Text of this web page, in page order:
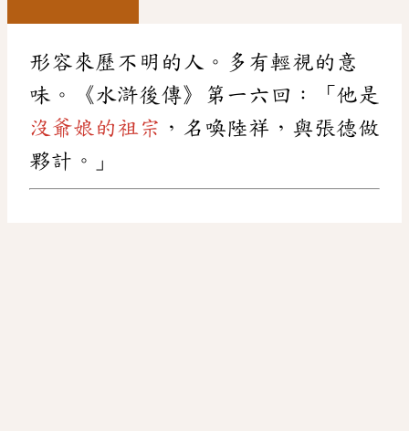
形容來歷不明的人。多有輕視的意
味。《水滸後傳》第一六回：「他是
沒爺娘的祖宗 ，名喚陸祥，與張德做
夥計。」